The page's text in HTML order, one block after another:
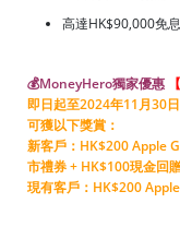
高達HK$90,000免
💰MoneyHero獨家優惠
即日起至2024年11月30
可獲以下獎賞：
新客戶：HK$200 Apple
市禮券 + HK$100現金回
現有客戶：HK$200